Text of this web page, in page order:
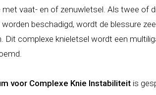
vaat- en of zenuwletsel. Als twee of
beschadigd, wordt de blessure
Dit complexe knieletsel wordt een
voor Complexe Knie Instabiliteit is